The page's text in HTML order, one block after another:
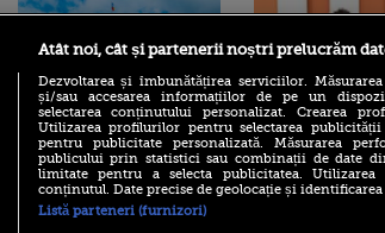
(P) Descoperă Lumea
Evenimentelor din România
cu Transilvania Events!
(P) Raku, gaming intens și o
pauză binemeritată cu...
Emoții intense
Sebastian Stan!
Annabelle, l-a
Atât noi, cât și partenerii noștri prelucrăm
Dezvoltarea și îmbunătățirea serviciilor.
și/sau accesarea informațiilor de pe un
selectarea conținutului personalizat. Crearea
Utilizarea profilurilor pentru selectarea
pentru publicitate personalizată. Măsurarea
publicului prin statistici sau combinații de date
limitate pentru a selecta publicitatea.
conținutul. Date precise de geolocație și
Listă parteneri (furnizori)